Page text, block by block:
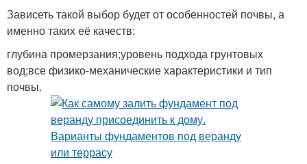
Зависеть такой выбор будет от особенностей почвы, а
именно таких её качеств:
глубина промерзания;уровень подхода грунтовых
вод;все физико-механические характеристики и тип
почвы.